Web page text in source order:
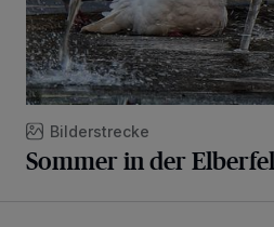
Bilderstrecke
Sommer in der